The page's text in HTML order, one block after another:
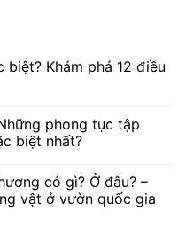
Khám phá 12 điều
phong tục tập
biệt nhất?
có gì? Ở đâu? –
vật ở vườn quốc gia